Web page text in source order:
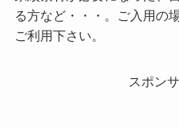
る方など・・・。ご入用の
ご利用下さい。
スポン